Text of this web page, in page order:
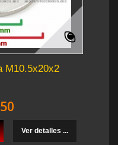
M10.5x20x2
Ver detalles ...